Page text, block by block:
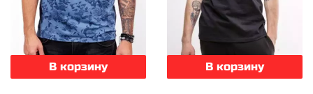
В корзину В корзину